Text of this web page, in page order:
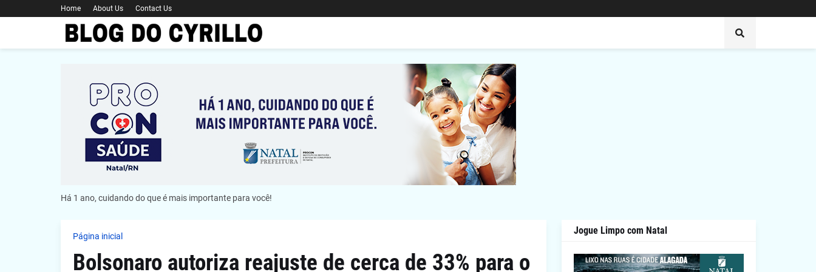
Home About Us Contact Us
Há 1 ano, cuidando do que é mais importante para você!
Página inicial
Bolsonaro autoriza reajuste de cerca de 33% para o
Jogue Limpo com Natal